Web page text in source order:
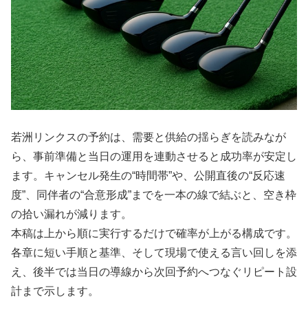
若洲リンクスの予約は、需要と供給の揺らぎを読みなが
ら、事前準備と当日の運用を連動させると成功率が安定し
ます。キャンセル発生の“時間帯”や、公開直後の“反応速
度”、同伴者の“合意形成”までを一本の線で結ぶと、空き枠
の拾い漏れが減ります。
本稿は上から順に実行するだけで確率が上がる構成です。
各章に短い手順と基準、そして現場で使える言い回しを添
え、後半では当日の導線から次回予約へつなぐリピート設
計まで示します。